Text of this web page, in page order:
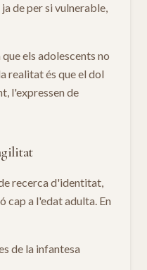
de per si vulnerable,
els adolescents no
realitat és que el dol
l'expressen de
recerca d'identitat,
cap a l'edat adulta. En
de la infantesa